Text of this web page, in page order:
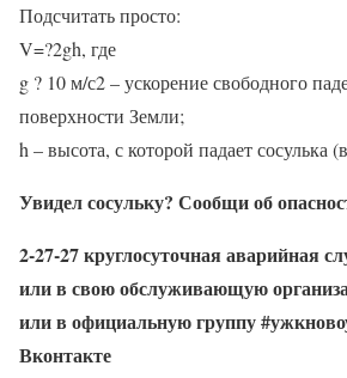
Подсчитать просто:
V=?2gh, где
g ? 10 м/с2 – ускорение свободного
поверхности Земли;
h – высота, с которой падает сосулька
Увидел сосульку? Сообщи об
2-27-27 круглосуточная аварийная
или в свою обслуживающую
или в официальную группу
Вконтакте